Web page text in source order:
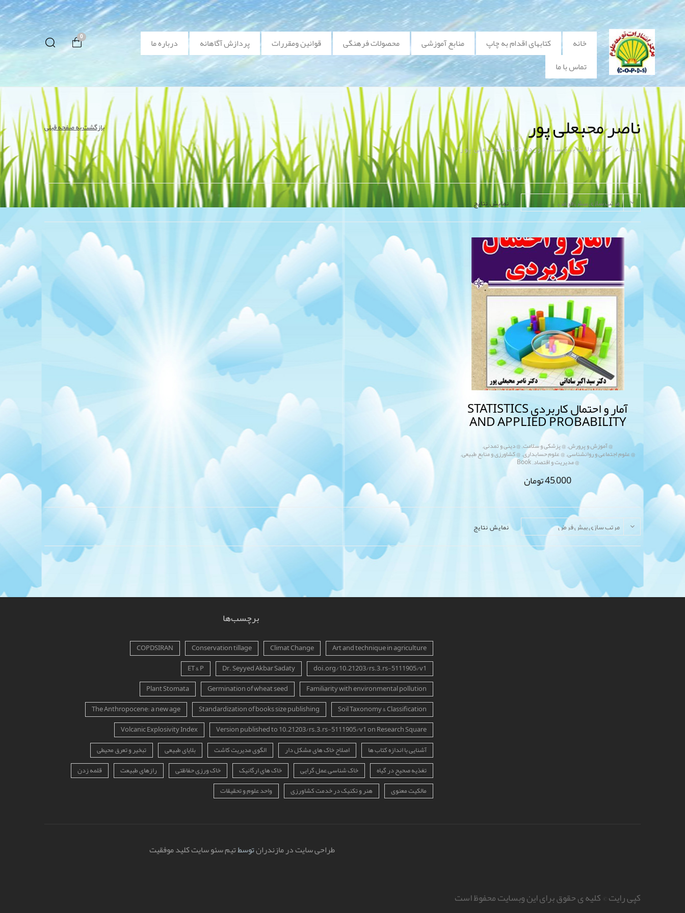
خانه کتابهای اقدام به چاپ منابع آموزشی محصولات فرهنگی قوانین ومقررات پردازش آگاهانه
درباره ما
تماس با ما
0
ناصر محبعلی پور
خانه / محصولات برچسب خورده “ناصر محبعلی پور”
بازگشت به صفحه قبلی
نمایش نتایج
آمار و احتمال کاربردی STATISTICS
AND APPLIED PROBABILITY
@ آموزش و پرورش,@ پزشکی و سلامت,@ دینی و تمدنی,
@ علوم اجتماعی و روانشناسی,@ علوم حسابداری,@ کشاورزی و منابع طبیعی,
@ مدیریت و اقتصاد,
Book
45,000تومان
نمایش نتایج
برچسب‌ها
Art and technique in agriculture
Climat Change
Conservation tillage
COPDSIRAN
doi.org/10.21203/rs.3.rs-5111905/v1
Dr. Seyyed Akbar Sadaty
ET & P
Familiarity with environmental pollution
Germination of wheat seed
Plant Stomata
Soil Taxonomy & Classification
Standardization of books size publishing
The Anthropocene: a new age
Version published to 10.21203/rs.3.rs-5111905/v1 on Research Square
Volcanic Explosivity Index
آشنایی با اندازه کتاب ها
اصلاح خاک های مشکل دار الگوی مدیریت کاشت بلایای طبیعی
تبخیر و تعرق محیطی
تغذیه صحیح در گیاه
خاک شناسی عمل گرایی خاک های ارگانیک خاک ورزی حفاظتی رازهای طبیعت
قلمه زدن
مالکیت معنوی
هنر و تکنیک در خدمت کشاورزی واحد علوم و تحقیقات
طراحی سایت در مازندرانتوسطتیم سئو سایت کلید موفقیت
کپی رایت © کلیه ی حقوق برای این وبسایت محفوظ است